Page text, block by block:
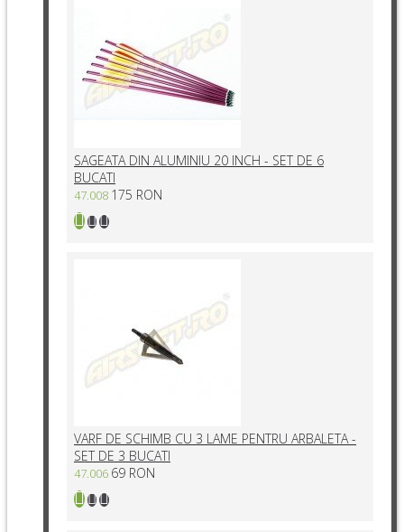
SAGEATA DIN ALUMINIU 20 INCH - SET DE 6
BUCATI
47.008 175 RON
VARF DE SCHIMB CU 3 LAME PENTRU ARBALETA -
SET DE 3 BUCATI
47.006 69 RON